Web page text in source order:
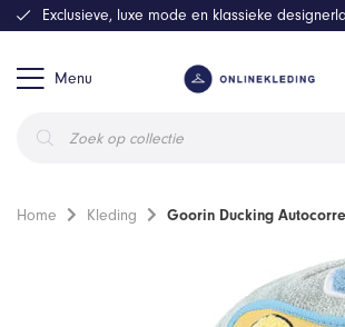
Menu
zoeken
Exclusieve, luxe mode en klassieke
Home Kleding Goorin Ducking